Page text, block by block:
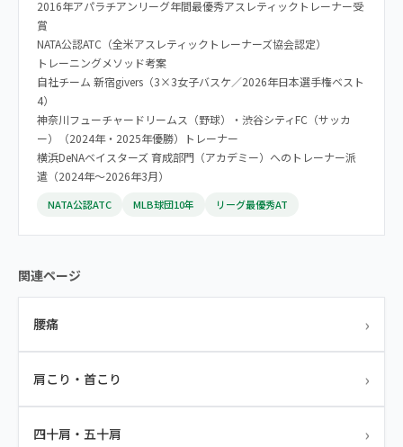
2016年アパラチアンリーグ年間最優秀アスレティックトレーナー受
賞
NATA公認ATC（全米アスレティックトレーナーズ協会認定）
トレーニングメソッド考案
自社チーム 新宿givers（3×3女子バスケ／2026年日本選手権ベスト
4）
神奈川フューチャードリームス（野球）・渋谷シティFC（サッカ
ー）（2024年・2025年優勝）トレーナー
横浜DeNAベイスターズ 育成部門（アカデミー）へのトレーナー派
遣（2024年〜2026年3月）
NATA公認ATC MLB球団10年 リーグ最優秀AT
関連ページ
腰痛 ›
肩こり・首こり ›
四十肩・五十肩 ›